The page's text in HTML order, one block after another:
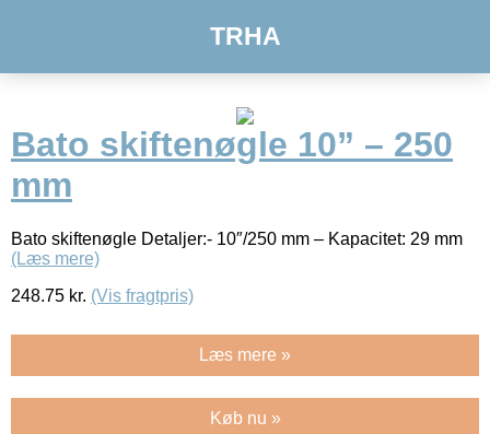
TRHA
Bato skiftenøgle 10” – 250
mm
Bato skiftenøgle Detaljer:- 10″/250 mm – Kapacitet: 29 mm
(Læs mere)
248.75 kr. (Vis fragtpris)
Læs mere »
Køb nu »